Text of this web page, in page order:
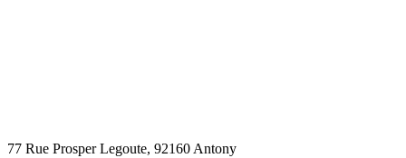
77 Rue Prosper Legoute, 92160 Antony